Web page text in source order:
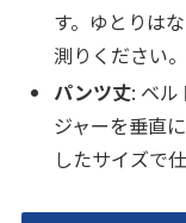
す。ゆとりは
測りください
パンツ丈: ベ
ジャーを垂直
したサイズで